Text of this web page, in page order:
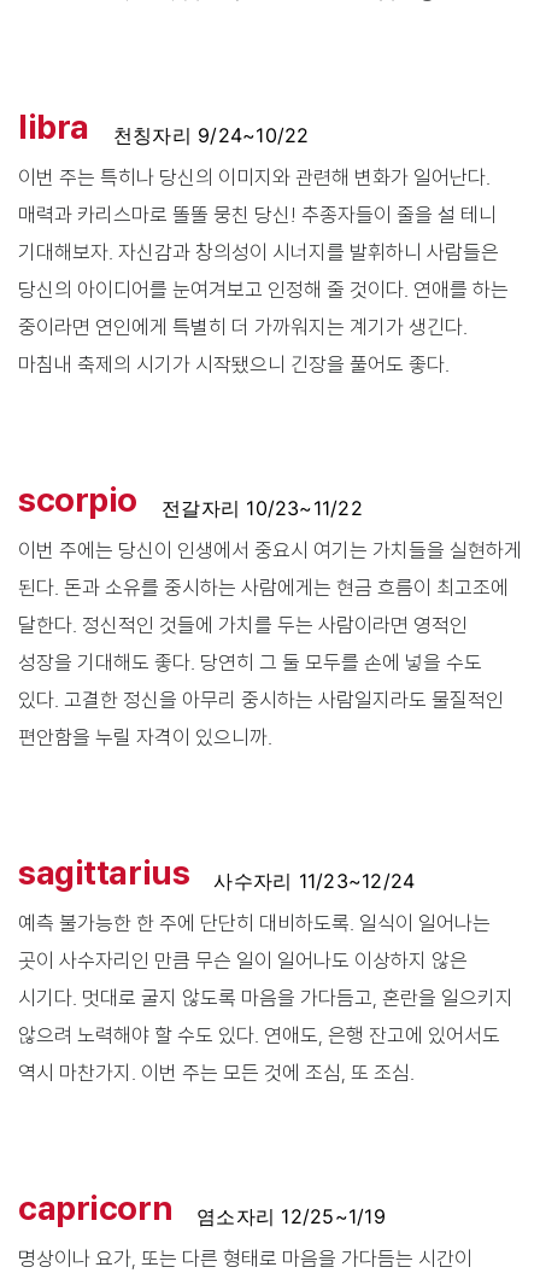
libra
천칭자리 9/24~10/22
이번 주는 특히나 당신의 이미지와 관련해 변화가 일어난다.
매력과 카리스마로 똘똘 뭉친 당신! 추종자들이 줄을 설 테니
기대해보자. 자신감과 창의성이 시너지를 발휘하니 사람들은
당신의 아이디어를 눈여겨보고 인정해 줄 것이다. 연애를 하는
중이라면 연인에게 특별히 더 가까워지는 계기가 생긴다.
마침내 축제의 시기가 시작됐으니 긴장을 풀어도 좋다.
scorpio
전갈자리 10/23~11/22
이번 주에는 당신이 인생에서 중요시 여기는 가치들을 실현하게
된다. 돈과 소유를 중시하는 사람에게는 현금 흐름이 최고조에
달한다. 정신적인 것들에 가치를 두는 사람이라면 영적인
성장을 기대해도 좋다. 당연히 그 둘 모두를 손에 넣을 수도
있다. 고결한 정신을 아무리 중시하는 사람일지라도 물질적인
편안함을 누릴 자격이 있으니까.
sagittarius
사수자리 11/23~12/24
예측 불가능한 한 주에 단단히 대비하도록. 일식이 일어나는
곳이 사수자리인 만큼 무슨 일이 일어나도 이상하지 않은
시기다. 멋대로 굴지 않도록 마음을 가다듬고, 혼란을 일으키지
않으려 노력해야 할 수도 있다. 연애도, 은행 잔고에 있어서도
역시 마찬가지. 이번 주는 모든 것에 조심, 또 조심.
capricorn
염소자리 12/25~1/19
명상이나 요가, 또는 다른 형태로 마음을 가다듬는 시간이